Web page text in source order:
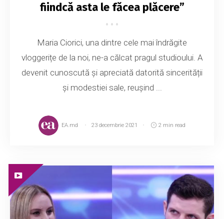
fiindcă asta le făcea plăcere”
Maria Ciorici, una dintre cele mai îndrăgite
vloggerițe de la noi, ne-a călcat pragul studioului. A
devenit cunoscută și apreciată datorită sincerității
și modestiei sale, reușind ...
EA.md 23 decembrie 2021 2 min read